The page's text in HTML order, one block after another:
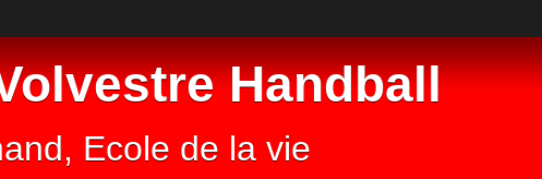
Handball
Ecole de la vie